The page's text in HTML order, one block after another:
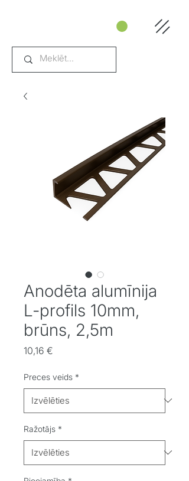
Anodēta alumīnija
L-profils 10mm,
brūns, 2,5m
10,16 €
Preces veids *
Ražotājs *